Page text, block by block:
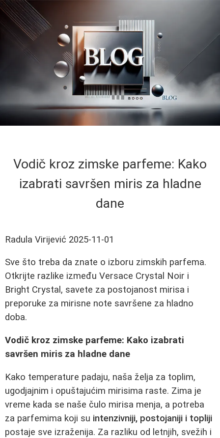
Vodič kroz zimske parfeme: Kako
izabrati savršen miris za hladne
dane
Radula Virijević 2025-11-01
Sve što treba da znate o izboru zimskih parfema.
Otkrijte razlike između Versace Crystal Noir i
Bright Crystal, savete za postojanost mirisa i
preporuke za mirisne note savršene za hladno
doba.
Vodič kroz zimske parfeme: Kako izabrati
savršen miris za hladne dane
Kako temperature padaju, naša želja za toplim,
ugodjajnim i opuštajućim mirisima raste. Zima je
vreme kada se naše čulo mirisa menja, a potreba
za parfemima koji su intenzivniji, postojaniji i topliji
postaje sve izraženija. Za razliku od letnjih, svežih i